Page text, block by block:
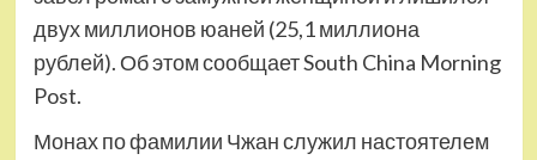
двух миллионов юаней (25,1 миллиона
рублей). Об этом сообщает South China Morning
Post.
Монах по фамилии Чжан служил настоятелем